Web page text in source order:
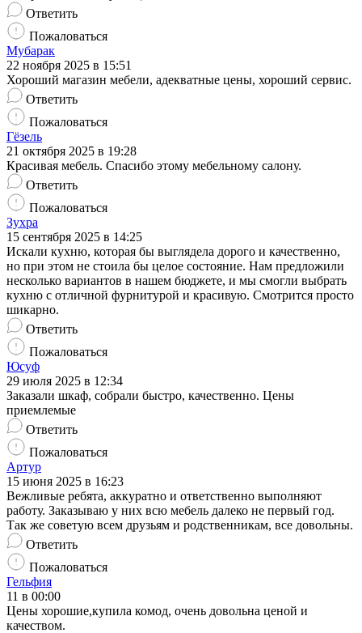
Ответить
Пожаловаться
Мубарак
22 ноября 2025 в 15:51
Хороший магазин мебели, адекватные цены, хороший сервис.
Ответить
Пожаловаться
Гёзель
21 октября 2025 в 19:28
Красивая мебель. Спасибо этому мебельному салону.
Ответить
Пожаловаться
Зухра
15 сентября 2025 в 14:25
Искали кухню, которая бы выглядела дорого и качественно,
но при этом не стоила бы целое состояние. Нам предложили
несколько вариантов в нашем бюджете, и мы смогли выбрать
кухню с отличной фурнитурой и красивую. Смотрится просто
шикарно.
Ответить
Пожаловаться
Юсуф
29 июля 2025 в 12:34
Заказали шкаф, собрали быстро, качественно. Цены
приемлемые
Ответить
Пожаловаться
Артур
15 июня 2025 в 16:23
Вежливые ребята, аккуратно и ответственно выполняют
работу. Заказываю у них всю мебель далеко не первый год.
Так же советую всем друзьям и родственникам, все довольны.
Ответить
Пожаловаться
Гельфия
11 в 00:00
Цены хорошие,купила комод, очень довольна ценой и
качеством.